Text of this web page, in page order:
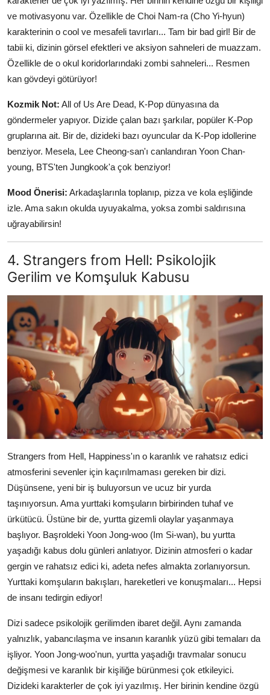
ve motivasyonu var. Özellikle de Choi Nam-ra (Cho Yi-hyun)
karakterinin o cool ve mesafeli tavırları... Tam bir bad girl! Bir de
tabii ki, dizinin görsel efektleri ve aksiyon sahneleri de muazzam.
Özellikle de o okul koridorlarındaki zombi sahneleri... Resmen
kan gövdeyi götürüyor!
Kozmik Not: All of Us Are Dead, K-Pop dünyasına da
göndermeler yapıyor. Dizide çalan bazı şarkılar, popüler K-Pop
gruplarına ait. Bir de, dizideki bazı oyuncular da K-Pop idollerine
benziyor. Mesela, Lee Cheong-san'ı canlandıran Yoon Chan-
young, BTS'ten Jungkook'a çok benziyor!
Mood Önerisi: Arkadaşlarınla toplanıp, pizza ve kola eşliğinde
izle. Ama sakın okulda uyuyakalma, yoksa zombi saldırısına
uğrayabilirsin!
4. Strangers from Hell: Psikolojik
Gerilim ve Komşuluk Kabusu
Strangers from Hell, Happiness'ın o karanlık ve rahatsız edici
atmosferini sevenler için kaçırılmaması gereken bir dizi.
Düşünsene, yeni bir iş buluyorsun ve ucuz bir yurda
taşınıyorsun. Ama yurttaki komşuların birbirinden tuhaf ve
ürkütücü. Üstüne bir de, yurtta gizemli olaylar yaşanmaya
başlıyor. Başroldeki Yoon Jong-woo (Im Si-wan), bu yurtta
yaşadığı kabus dolu günleri anlatıyor. Dizinin atmosferi o kadar
gergin ve rahatsız edici ki, adeta nefes almakta zorlanıyorsun.
Yurttaki komşuların bakışları, hareketleri ve konuşmaları... Hepsi
de insanı tedirgin ediyor!
Dizi sadece psikolojik gerilimden ibaret değil. Aynı zamanda
yalnızlık, yabancılaşma ve insanın karanlık yüzü gibi temaları da
işliyor. Yoon Jong-woo'nun, yurtta yaşadığı travmalar sonucu
değişmesi ve karanlık bir kişiliğe bürünmesi çok etkileyici.
Dizideki karakterler de çok iyi yazılmış. Her birinin kendine özgü